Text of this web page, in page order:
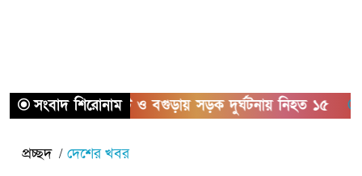
সংবাদ শিরোনাম
সিলেট ও বগুড়ায় সড়ক দুর্ঘটনায় নিহত ১৫
প্রচ্ছদ দেশের খবর